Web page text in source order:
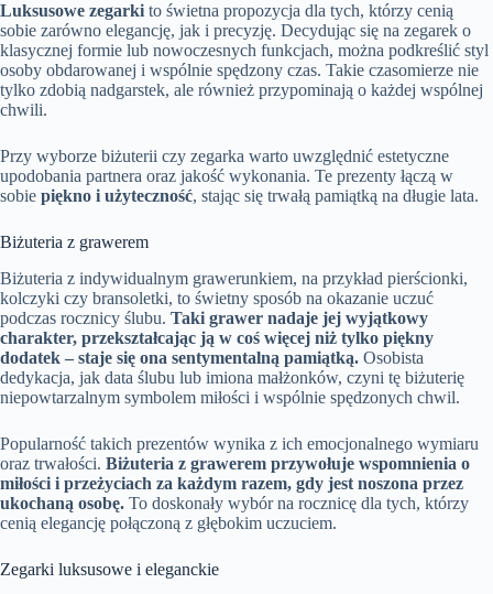
Luksusowe zegarki to świetna propozycja dla tych, którzy cenią
sobie zarówno elegancję, jak i precyzję. Decydując się na zegarek o
klasycznej formie lub nowoczesnych funkcjach, można podkreślić styl
osoby obdarowanej i wspólnie spędzony czas. Takie czasomierze nie
tylko zdobią nadgarstek, ale również przypominają o każdej wspólnej
chwili.
Przy wyborze biżuterii czy zegarka warto uwzględnić estetyczne
upodobania partnera oraz jakość wykonania. Te prezenty łączą w
sobie piękno i użyteczność, stając się trwałą pamiątką na długie lata.
Biżuteria z grawerem
Biżuteria z indywidualnym grawerunkiem, na przykład pierścionki,
kolczyki czy bransoletki, to świetny sposób na okazanie uczuć
podczas rocznicy ślubu. Taki grawer nadaje jej wyjątkowy
charakter, przekształcając ją w coś więcej niż tylko piękny
dodatek – staje się ona sentymentalną pamiątką. Osobista
dedykacja, jak data ślubu lub imiona małżonków, czyni tę biżuterię
niepowtarzalnym symbolem miłości i wspólnie spędzonych chwil.
Popularność takich prezentów wynika z ich emocjonalnego wymiaru
oraz trwałości. Biżuteria z grawerem przywołuje wspomnienia o
miłości i przeżyciach za każdym razem, gdy jest noszona przez
ukochaną osobę. To doskonały wybór na rocznicę dla tych, którzy
cenią elegancję połączoną z głębokim uczuciem.
Zegarki luksusowe i eleganckie